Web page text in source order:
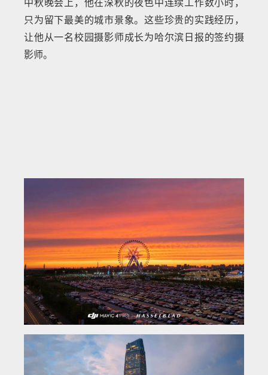
中秋晚会上，他在深秋的夜色中连续工作数小时，
只为留下最美的城市景象。这些珍贵的实践经历，
让他从一名校园摄影师成长为哈尔滨日报的签约摄
影师。